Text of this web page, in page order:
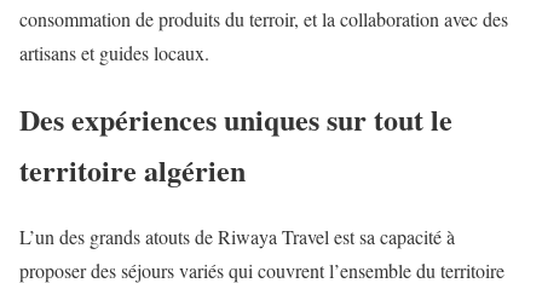
consommation de produits du terroir, et la collaboration avec des
artisans et guides locaux.
Des expériences uniques sur tout le
territoire algérien
L’un des grands atouts de Riwaya Travel est sa capacité à
proposer des séjours variés qui couvrent l’ensemble du territoire